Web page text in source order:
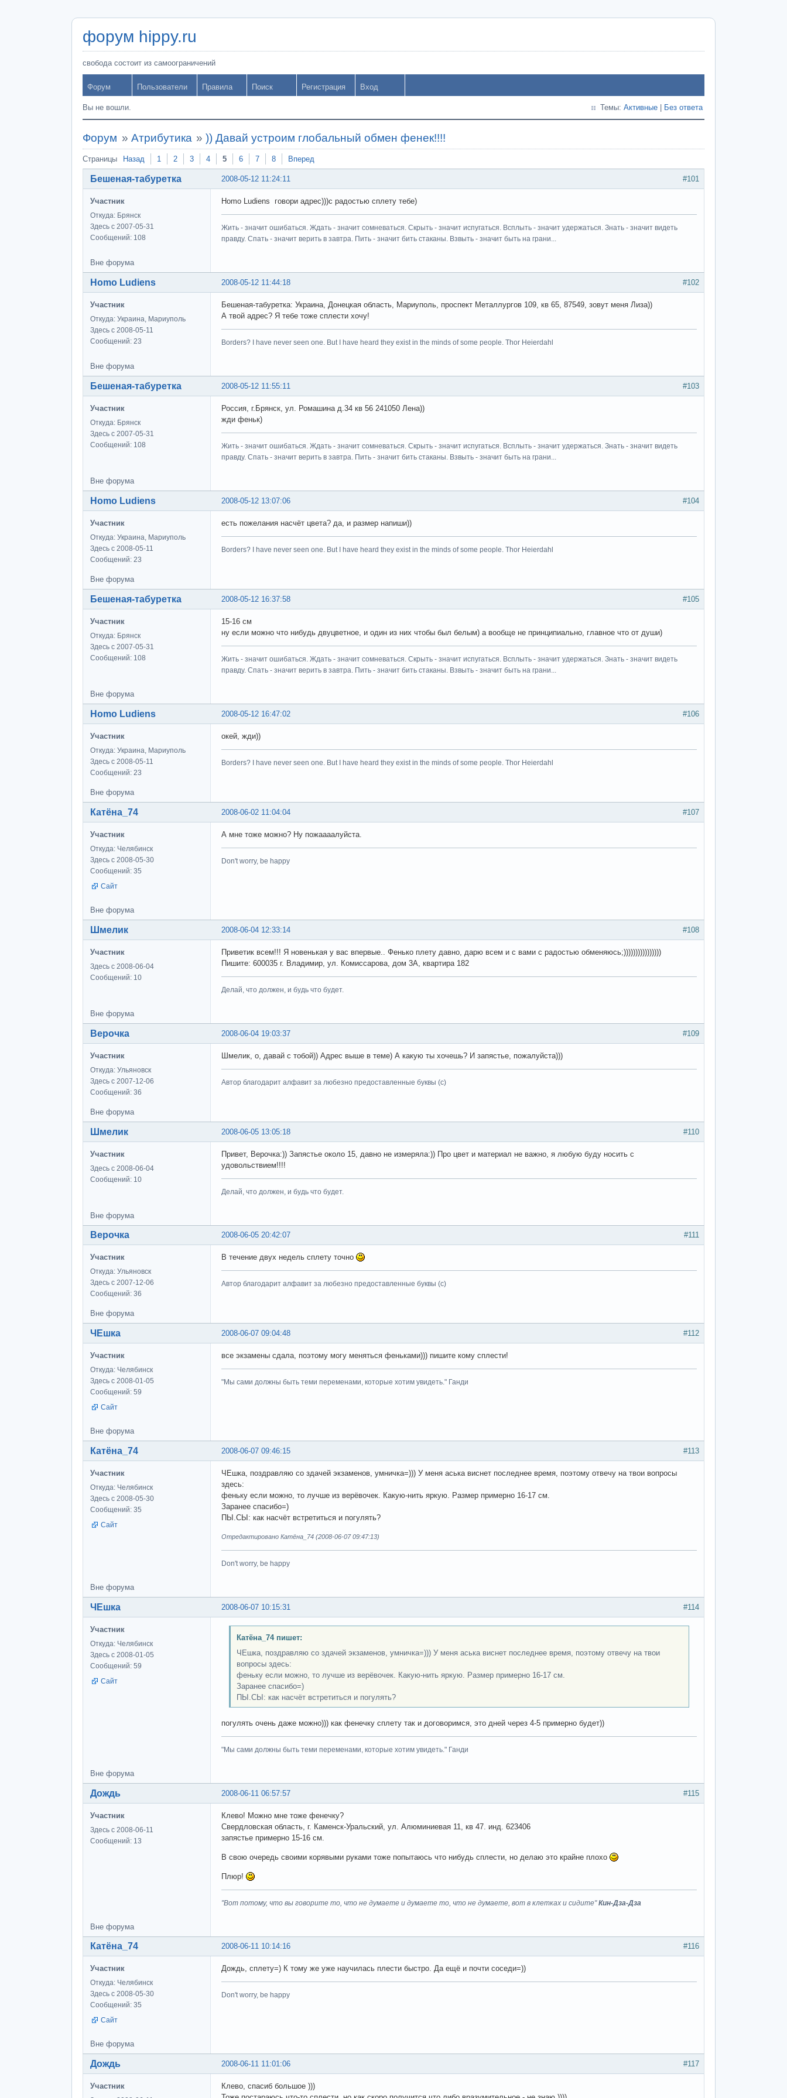
форум hippy.ru
свобода состоит из самоограничений
Форум Пользователи Правила Поиск Регистрация Вход
Вы не вошли. Темы: Активные Без ответа
Форум » Атрибутика »)) Давай устроим глобальный обмен фенек!!!!
Страницы Назад 1 2 3 4 5 6 7 8 Вперед
#101
2008-05-12 11:24:11
Бешеная-табуретка
Участник
Откуда: Брянск
Здесь с 2007-05-31
Сообщений: 108
Homo Ludiens говори адрес)))с радостью сплету тебе)
Жить - значит ошибаться. Ждать - значит сомневаться. Скрыть - значит испугаться. Всплыть - значит удержаться. Знать - значит видеть
правду. Спать - значит верить в завтра. Пить - значит бить стаканы. Взвыть - значит быть на грани...
Вне форума
#102
2008-05-12 11:44:18
Homo Ludiens
Участник
Откуда: Украина, Мариуполь
Здесь с 2008-05-11
Сообщений: 23
Бешеная-табуретка: Украина, Донецкая область, Мариуполь, проспект Металлургов 109, кв 65, 87549, зовут меня Лиза))
А твой адрес? Я тебе тоже сплести хочу!
Borders? I have never seen one. But I have heard they exist in the minds of some people. Thor Heierdahl
Вне форума
#103
2008-05-12 11:55:11
Бешеная-табуретка
Участник
Откуда: Брянск
Здесь с 2007-05-31
Сообщений: 108
Россия, г.Брянск, ул. Ромашина д.34 кв 56 241050 Лена))
жди феньк)
Жить - значит ошибаться. Ждать - значит сомневаться. Скрыть - значит испугаться. Всплыть - значит удержаться. Знать - значит видеть
правду. Спать - значит верить в завтра. Пить - значит бить стаканы. Взвыть - значит быть на грани...
Вне форума
#104
2008-05-12 13:07:06
Homo Ludiens
Участник
Откуда: Украина, Мариуполь
Здесь с 2008-05-11
Сообщений: 23
есть пожелания насчёт цвета? да, и размер напиши))
Borders? I have never seen one. But I have heard they exist in the minds of some people. Thor Heierdahl
Вне форума
#105
2008-05-12 16:37:58
Бешеная-табуретка
Участник
Откуда: Брянск
Здесь с 2007-05-31
Сообщений: 108
15-16 см
ну если можно что нибудь двуцветное, и один из них чтобы был белым) а вообще не принципиально, главное что от души)
Жить - значит ошибаться. Ждать - значит сомневаться. Скрыть - значит испугаться. Всплыть - значит удержаться. Знать - значит видеть
правду. Спать - значит верить в завтра. Пить - значит бить стаканы. Взвыть - значит быть на грани...
Вне форума
#106
2008-05-12 16:47:02
Homo Ludiens
Участник
Откуда: Украина, Мариуполь
Здесь с 2008-05-11
Сообщений: 23
окей, жди))
Borders? I have never seen one. But I have heard they exist in the minds of some people. Thor Heierdahl
Вне форума
#107
2008-06-02 11:04:04
Катёна_74
Участник
Откуда: Челябинск
Здесь с 2008-05-30
Сообщений: 35
Сайт
А мне тоже можно? Ну пожаааалуйста.
Don't worry, be happy
Вне форума
#108
2008-06-04 12:33:14
Шмелик
Участник
Здесь с 2008-06-04
Сообщений: 10
Приветик всем!!! Я новенькая у вас впервые.. Фенько плету давно, дарю всем и с вами с радостью обменяюсь;))))))))))))))))
Пишите: 600035 г. Владимир, ул. Комиссарова, дом 3А, квартира 182
Делай, что должен, и будь что будет.
Вне форума
#109
2008-06-04 19:03:37
Верочка
Участник
Откуда: Ульяновск
Здесь с 2007-12-06
Сообщений: 36
Шмелик, о, давай с тобой)) Адрес выше в теме) А какую ты хочешь? И запястье, пожалуйста)))
Автор благодарит алфавит за любезно предоставленные буквы (с)
Вне форума
#110
2008-06-05 13:05:18
Шмелик
Участник
Здесь с 2008-06-04
Сообщений: 10
Привет, Верочка:)) Запястье около 15, давно не измеряла:)) Про цвет и материал не важно, я любую буду носить с
удовольствием!!!!
Делай, что должен, и будь что будет.
Вне форума
#111
2008-06-05 20:42:07
Верочка
Участник
Откуда: Ульяновск
Здесь с 2007-12-06
Сообщений: 36
В течение двух недель сплету точно
Автор благодарит алфавит за любезно предоставленные буквы (с)
Вне форума
#112
2008-06-07 09:04:48
ЧЕшка
Участник
Откуда: Челябинск
Здесь с 2008-01-05
Сообщений: 59
Сайт
все экзамены сдала, поэтому могу меняться феньками))) пишите кому сплести!
"Мы сами должны быть теми переменами, которые хотим увидеть." Ганди
Вне форума
#113
2008-06-07 09:46:15
Катёна_74
Участник
Откуда: Челябинск
Здесь с 2008-05-30
Сообщений: 35
Сайт
ЧЕшка, поздравляю со здачей экзаменов, умничка=))) У меня аська виснет последнее время, поэтому отвечу на твои вопросы
здесь:
феньку если можно, то лучше из верёвочек. Какую-нить яркую. Размер примерно 16-17 см.
Заранее спасибо=)
ПЫ.СЫ: как насчёт встретиться и погулять?
Отредактировано Катёна_74 (2008-06-07 09:47:13)
Don't worry, be happy
Вне форума
#114
2008-06-07 10:15:31
ЧЕшка
Участник
Откуда: Челябинск
Здесь с 2008-01-05
Сообщений: 59
Сайт
Катёна_74 пишет:
ЧЕшка, поздравляю со здачей экзаменов, умничка=))) У меня аська виснет последнее время, поэтому отвечу на твои
вопросы здесь:
феньку если можно, то лучше из верёвочек. Какую-нить яркую. Размер примерно 16-17 см.
Заранее спасибо=)
ПЫ.СЫ: как насчёт встретиться и погулять?
погулять очень даже можно))) как фенечку сплету так и договоримся, это дней через 4-5 примерно будет))
"Мы сами должны быть теми переменами, которые хотим увидеть." Ганди
Вне форума
#115
2008-06-11 06:57:57
Дождь
Участник
Здесь с 2008-06-11
Сообщений: 13
Клево! Можно мне тоже фенечку?
Свердловская область, г. Каменск-Уральский, ул. Алюминиевая 11, кв 47. инд. 623406
запястье примерно 15-16 см.
В свою очередь своими корявыми руками тоже попытаюсь что нибудь сплести, но делаю это крайне плохо
Плюр!
"Вот потому, что вы говорите то, что не думаете и думаете то, что не думаете, вот в клетках и сидите"Кин-Дза-Дза
Вне форума
#116
2008-06-11 10:14:16
Катёна_74
Участник
Откуда: Челябинск
Здесь с 2008-05-30
Сообщений: 35
Сайт
Дождь, сплету=) К тому же уже научилась плести быстро. Да ещё и почти соседи=))
Don't worry, be happy
Вне форума
#117
2008-06-11 11:01:06
Дождь
Участник
Клево, спасиб большое )))